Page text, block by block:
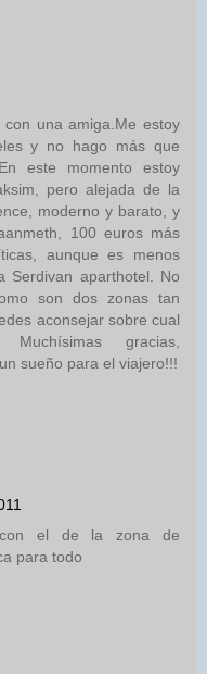
una amiga.Me estoy
y no hago más que
este momento estoy
pero alejada de la
moderno y barato, y
100 euros más
aunque es menos
Serdivan aparthotel. No
son dos zonas tan
aconsejar sobre cual
gracias,
sueño para el viajero!!!
con el de la zona de
para todo